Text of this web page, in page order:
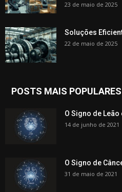
23 de maio de 2025
Soluções
22 de maio de 2025
POSTS MAIS POPULARES
O Signo de
14 de junho de 2021
O Signo de
31 de maio de 2021